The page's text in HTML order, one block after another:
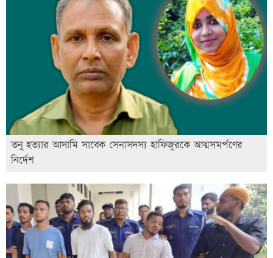
তনু হত্যার আসামি সাবেক সেনাসদস্য হাফিজুরকে আত্মসমর্পণের
নির্দেশ